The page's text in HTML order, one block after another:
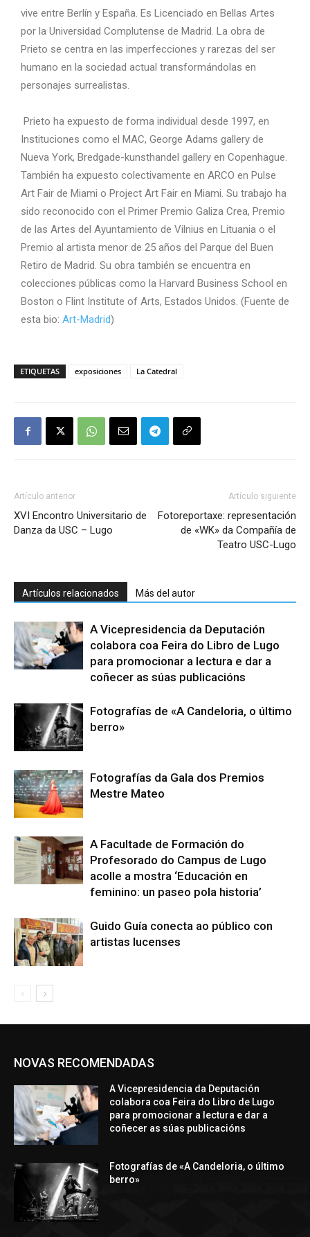
vive entre Berlín y España. Es Licenciado en Bellas Artes
por la Universidad Complutense de Madrid. La obra de
Prieto se centra en las imperfecciones y rarezas del ser
humano en la sociedad actual transformándolas en
personajes surrealistas.
Prieto ha expuesto de forma individual desde 1997, en
Instituciones como el MAC, George Adams gallery de
Nueva York, Bredgade-kunsthandel gallery en Copenhague.
También ha expuesto colectivamente en ARCO en Pulse
Art Fair de Miami o Project Art Fair en Miami. Su trabajo ha
sido reconocido con el Primer Premio Galiza Crea, Premio
de las Artes del Ayuntamiento de Vilnius en Lituania o el
Premio al artista menor de 25 años del Parque del Buen
Retiro de Madrid. Su obra también se encuentra en
colecciones públicas como la Harvard Business School en
Boston o Flint Institute of Arts, Estados Unidos. (Fuente de
esta bio: Art-Madrid)
ETIQUETAS exposiciones La Catedral
Artículo anterior
XVI Encontro Universitario de
Danza da USC – Lugo
Artículo siguiente
Fotoreportaxe: representación
de «WK» da Compañía de
Teatro USC-Lugo
Artículos relacionados Más del autor
A Vicepresidencia da Deputación
colabora coa Feira do Libro de Lugo
para promocionar a lectura e dar a
coñecer as súas publicacións
Fotografías de «A Candeloria, o último
berro»
Fotografías da Gala dos Premios
Mestre Mateo
A Facultade de Formación do
Profesorado do Campus de Lugo
acolle a mostra ‘Educación en
feminino: un paseo pola historia’
Guido Guía conecta ao público con
artistas lucenses
NOVAS RECOMENDADAS
A Vicepresidencia da Deputación
colabora coa Feira do Libro de Lugo
para promocionar a lectura e dar a
coñecer as súas publicacións
Fotografías de «A Candeloria, o último
berro»